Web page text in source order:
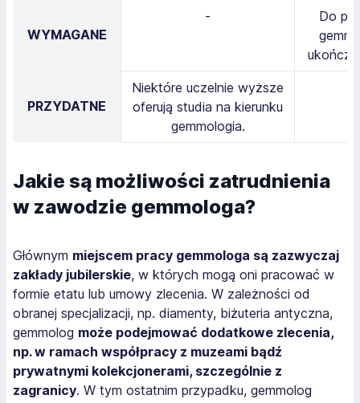
WYMAGANE
-
Do
PRZYDATNE
Niektóre uczelnie wyższe
oferują studia na kierunku
gemmologia.
Jakie są możliwości zatrudnienia
w zawodzie gemmologa?
Głównym miejscem pracy gemmologa są zazwyczaj
zakłady jubilerskie, w których mogą oni pracować w
formie etatu lub umowy zlecenia. W zależności od
obranej specjalizacji, np. diamenty, biżuteria antyczna,
gemmolog może podejmować dodatkowe zlecenia,
np. w ramach współpracy z muzeami bądź
prywatnymi kolekcjonerami, szczególnie z
zagranicy. W tym ostatnim przypadku, gemmolog